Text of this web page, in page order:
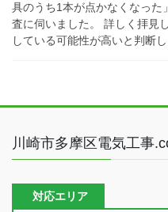
具のうち1本が点かなくなった
査に伺いました。 詳しく拝見
している可能性が高いと判断
川崎市多摩区電気工事
対応エリア